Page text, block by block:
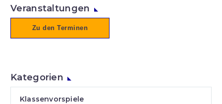
Veranstaltungen
Zu den Terminen
Kategorien
Klassenvorspiele